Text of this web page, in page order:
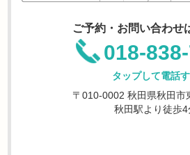
ご予約・お問い合わせ
018-
タップして電話
〒010-0002 秋田県秋田市
秋田駅より徒歩4